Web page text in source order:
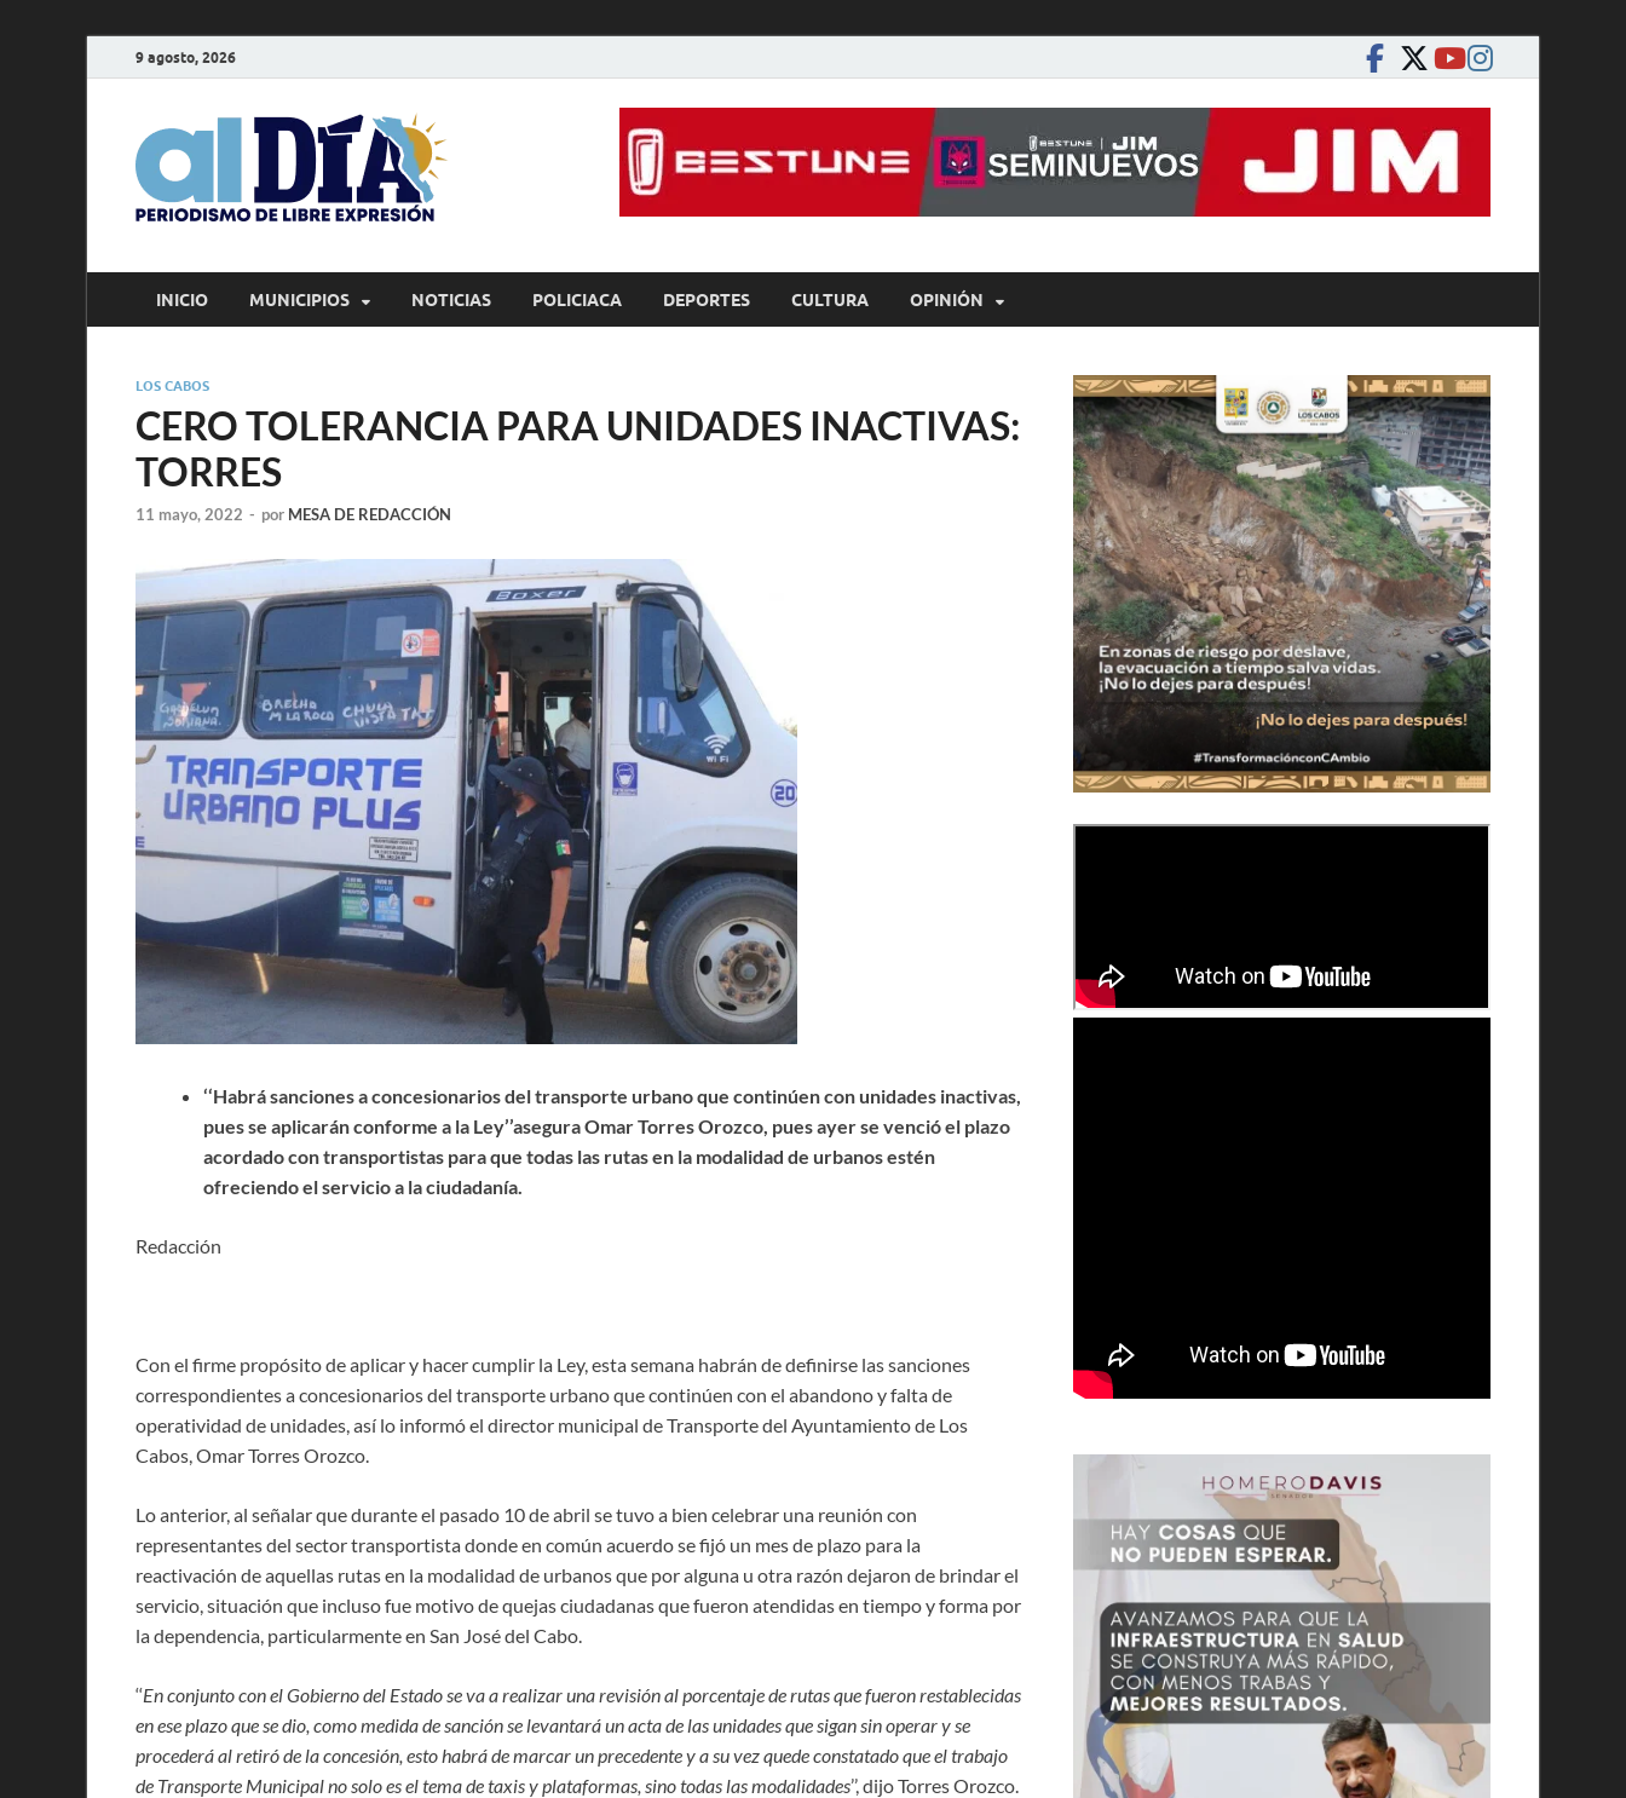
9 agosto, 2026
alDíaBCS
Periodismo de libre expresión
INICIO MUNICIPIOS NOTICIAS POLICIACA DEPORTES CULTURA OPINIÓN
LOS CABOS
CERO TOLERANCIA PARA UNIDADES INACTIVAS:
TORRES
11 mayo, 2022 - por MESA DE REDACCIÓN
‘‘Habrá sanciones a concesionarios del transporte urbano que continúen con unidades inactivas,
pues se aplicarán conforme a la Ley’’asegura Omar Torres Orozco, pues ayerse venció el plazo
acordado con transportistas para que todas las rutas en la modalidad de urbanos estén
ofreciendo el servicio a la ciudadanía.
Redacción
Con el firme propósito de aplicar y hacer cumplir la Ley, esta semana habrán de definirse las sanciones
correspondientes a concesionarios del transporte urbano que continúen con el abandono y falta de
operatividad de unidades, así lo informó el director municipal de Transporte del Ayuntamiento de Los
Cabos, Omar Torres Orozco.
Lo anterior, al señalar que durante el pasado 10 de abril se tuvo a bien celebrar una reunión con
representantes del sector transportista donde en común acuerdo se fijó un mes de plazo para la
reactivación de aquellas rutas en la modalidad de urbanos que por alguna u otra razón dejaron de brindar el
servicio, situación que incluso fue motivo de quejas ciudadanas que fueron atendidas en tiempo y forma por
la dependencia, particularmente en San José del Cabo.
‘‘En conjunto con el Gobierno del Estado se va a realizar una revisión al porcentaje de rutas que fueron restablecidas
en ese plazo que se dio, como medida de sanción se levantará un acta de las unidades que sigan sin operar y se
procederá al retiró de la concesión, esto habrá de marcar un precedente y a su vez quede constatado que el trabajo
de Transporte Municipal no solo es el tema de taxis y plataformas, sino todas las modalidades’’, dijo Torres Orozco.